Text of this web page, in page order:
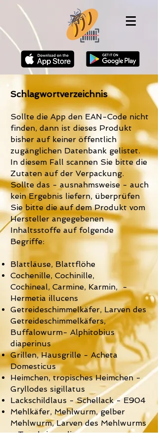
Schlagwortverzeichnis
Sollte die App den EAN-Code nicht
finden, dann ist dieses Produkt
bisher auf keiner öffentlich
zugänglichen Datenbank gelistet.
In diesem Fall scannen Sie bitte die
Zutaten auf der Verpackung.
Sollte das - ausnahmsweise - auch
kein Ergebnis liefern, überprüfen
Sie bitte die auf dem Produkt vom
Hersteller angegebenen
Inhaltsstoffe auf folgende
Begriffe:
Blattläuse, Blattflöhe
Cochenille, Cochinille,
Cochineal, Carmine, Karmin, -
Hermetia illucens
Getreideschimmelkäfer, Larven des
Getreideschimmelkäfers,
Buffalowurm- Alphitobius
diaperinus
Grillen, Hausgrille - Acheta
Domesticus
Heimchen, tropisches Heimchen -
Gryllodes sigillatus
Lackschildlaus - Schellack - E904
Mehlkäfer, Mehlwurm, gelber
Mehlwurm, Larven des Mehlwurms
- Tenebrio molitor